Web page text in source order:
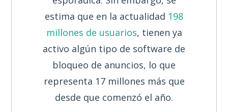
estima que en la actualidad 198
millones de usuarios, tienen ya
activo algún tipo de software de
bloqueo de anuncios, lo que
representa 17 millones más que
desde que comenzó el año.